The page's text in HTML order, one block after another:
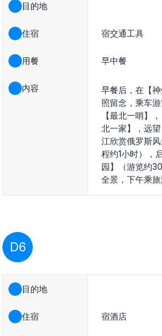
目的地
住宿 宿交通工具
用餐 早中餐
内容
早餐后，在【
照留念，乘车
【最北一哨】
北一家】，远
江欣赏俄罗斯
程约1小时），
园】（游览约
全景，下午乘旅
D6
目的地
住宿 宿酒店